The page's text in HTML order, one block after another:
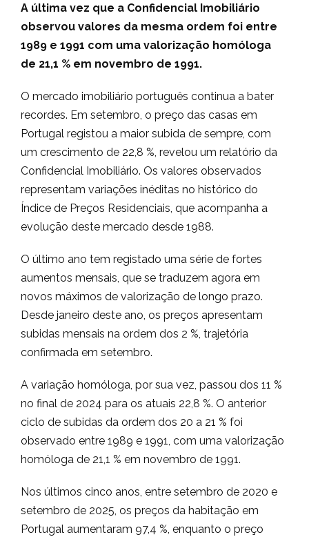
A última vez que a Confidencial Imobiliário
observou valores da mesma ordem foi entre
1989 e 1991 com uma valorização homóloga
de 21,1 % em novembro de 1991.
O mercado imobiliário português continua a bater
recordes. Em setembro, o preço das casas em
Portugal registou a maior subida de sempre, com
um crescimento de 22,8 %, revelou um relatório da
Confidencial Imobiliário. Os valores observados
representam variações inéditas no histórico do
Índice de Preços Residenciais, que acompanha a
evolução deste mercado desde 1988.
O último ano tem registado uma série de fortes
aumentos mensais, que se traduzem agora em
novos máximos de valorização de longo prazo.
Desde janeiro deste ano, os preços apresentam
subidas mensais na ordem dos 2 %, trajetória
confirmada em setembro.
A variação homóloga, por sua vez, passou dos 11 %
no final de 2024 para os atuais 22,8 %. O anterior
ciclo de subidas da ordem dos 20 a 21 % foi
observado entre 1989 e 1991, com uma valorização
homóloga de 21,1 % em novembro de 1991.
Nos últimos cinco anos, entre setembro de 2020 e
setembro de 2025, os preços da habitação em
Portugal aumentaram 97,4 %, enquanto o preço